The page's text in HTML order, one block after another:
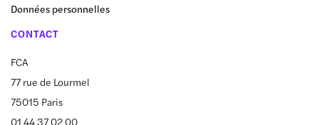
Données personnelles
CONTACT
FCA
77 rue de Lourmel
75015 Paris
01 44 37 02 00